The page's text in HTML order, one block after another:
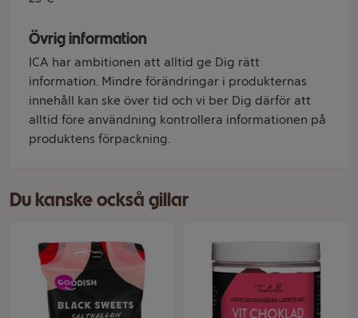
Övrig information
ICA har ambitionen att alltid ge Dig rätt
information. Mindre förändringar i produkternas
innehåll kan ske över tid och vi ber Dig därför att
alltid före användning kontrollera informationen på
produktens förpackning.
Du kanske också gillar